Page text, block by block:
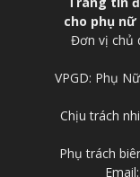
cho phụ
Đơn vị chủ
VPGD: Phụ
Chịu trách
Phụ trách